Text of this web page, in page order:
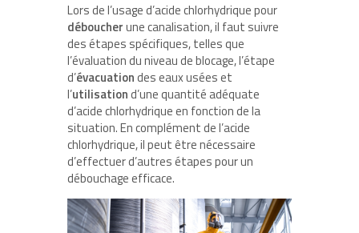
Lors de l’usage d’acide chlorhydrique pour
déboucherune canalisation, il faut suivre
des étapes spécifiques, telles que
l’évaluation du niveau de blocage, l’étape
d’évacuationdes eaux usées et
l’utilisationd’une quantité adéquate
d’acide chlorhydrique en fonction de la
situation. En complément de l’acide
chlorhydrique, il peut être nécessaire
d’effectuer d’autres étapes pour un
débouchage efficace.